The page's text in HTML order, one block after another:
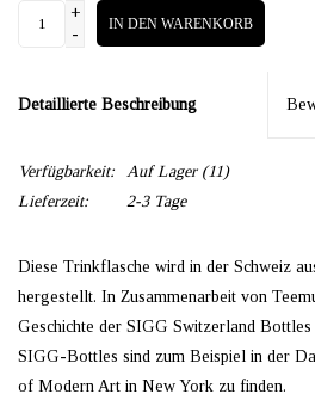
+
-
IN DEN WARENKORB
Detaillierte Beschreibung
Verfügbarkeit: Auf Lager(11)
Lieferzeit:
2-3 Tage
Diese Trinkflasche wird in der Schweiz
hergestellt. In Zusammenarbeit von
Geschichte der SIGG Switzerland Bottles
SIGG-Bottles sind zum Beispiel in der
of Modern Art in New York zu finden.